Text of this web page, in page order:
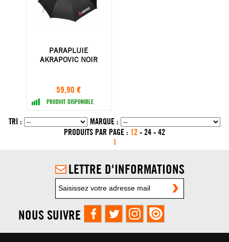
PARAPLUIE
AKRAPOVIC NOIR
59,90 €
PRODUIT DISPONIBLE
TRI :
MARQUE :
PRODUITS PAR PAGE : 12 - 24 - 42
1
LETTRE D'INFORMATIONS
NOUS SUIVRE